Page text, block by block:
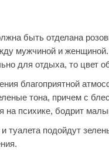
быть отделана
мужчиной и
для отдыха, то цвет
благоприятной
тона, причем с
на психике, бодрит
туалета подойдут